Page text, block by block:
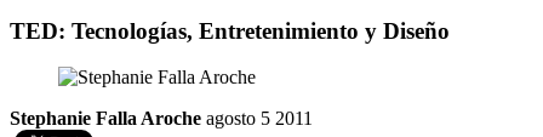
TED: Tecnologías, Entretenimiento y Diseño
Stephanie Falla Aroche agosto 5 2011